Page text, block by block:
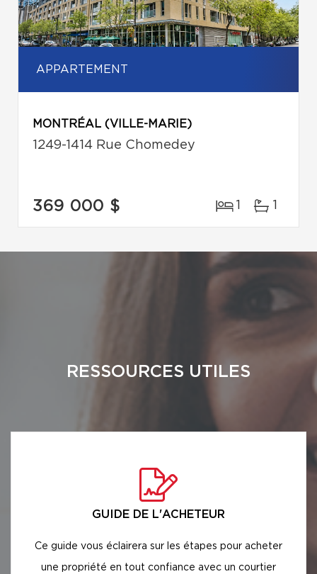
APPARTEMENT
MONTRÉAL (VILLE-MARIE)
1249-1414 Rue Chomedey
369 000 $ 1 1
RESSOURCES UTILES
GUIDE DE L'ACHETEUR
Ce guide vous éclairera sur les étapes pour acheter
une propriété en tout confiance avec un courtier